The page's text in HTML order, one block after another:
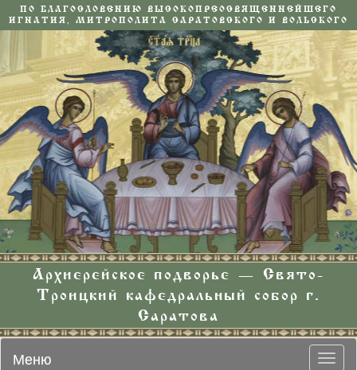
ПО БЛАГОСЛОВЕНИЮ ВЫСОКОПРЕОСВЯЩЕННЕЙШЕГО
ИГНАТИЯ, МИТРОПОЛИТА САРАТОВСКОГО И ВОЛЬСКОГО
Архиерейское подворье — Свято-
Троицкий кафедральный собор г.
Саратова
Меню